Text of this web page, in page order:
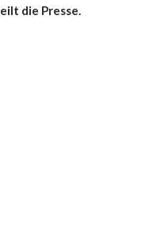
die Presse.